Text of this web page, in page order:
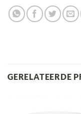
GERELATEERDE